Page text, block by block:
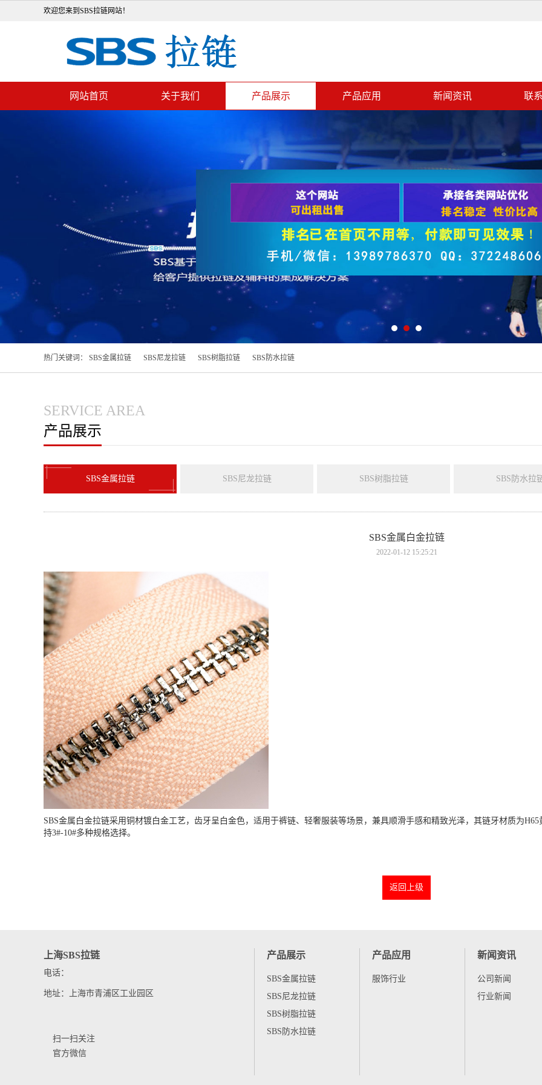
欢迎您来到SBS拉链网站！
网站首页 关于我们 产品展示 产品应用 新闻资讯 联
热门关键词： SBS金属拉链 SBS尼龙拉链 SBS树脂拉链 SBS防水拉链
SERVICE AREA
产品展示
SBS金属拉链 SBS尼龙拉链 SBS树脂拉链 SBS防水拉
SBS金属白金拉链
2022-01-12 15:25:21
SBS金属白金拉链采用铜材镀白金工艺，齿牙呈白金色，适用于裤链、轻奢服装等场景，兼具顺滑手感和精致光泽‌，其链牙材质为
持3#-10#多种规格选择。
返回上级
上海SBS拉链
电话：
地址：上海市青浦区工业园区
扫一扫关注
官方微信
产品展示
SBS金属拉链
SBS尼龙拉链
SBS树脂拉链
SBS防水拉链
产品应用
服饰行业
新闻资讯
公司新闻
行业新闻